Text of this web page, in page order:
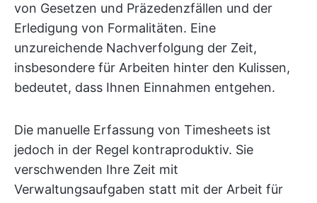
von Gesetzen und Präzedenzfällen und der
Erledigung von Formalitäten. Eine
unzureichende Nachverfolgung der Zeit,
insbesondere für Arbeiten hinter den Kulissen,
bedeutet, dass Ihnen Einnahmen entgehen.
Die manuelle Erfassung von Timesheets ist
jedoch in der Regel kontraproduktiv. Sie
verschwenden Ihre Zeit mit
Verwaltungsaufgaben statt mit der Arbeit für